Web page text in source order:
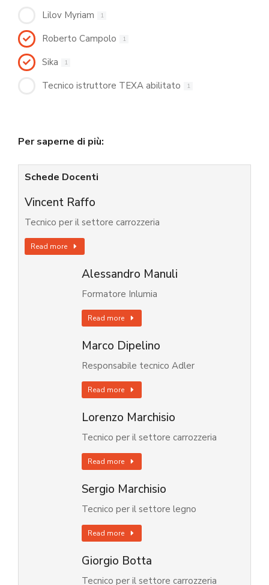
Lilov Myriam
1
Roberto Campolo 1
Sika 1
Tecnico istruttore TEXA abilitato 1
Per saperne di più:
Schede Docenti
Vincent Raffo
Tecnico per il settore carrozzeria
Read more
Alessandro Manuli
Formatore Inlumia
Read more
Marco Dipelino
Responsabile tecnico Adler
Read more
Lorenzo Marchisio
Tecnico per il settore carrozzeria
Read more
Sergio Marchisio
Tecnico per il settore legno
Read more
Giorgio Botta
Tecnico per il settore carrozzeria